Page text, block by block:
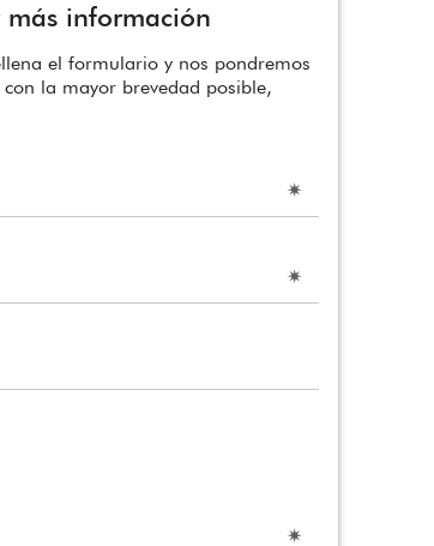
más información
el formulario y nos pondremos
con la mayor brevedad posible,